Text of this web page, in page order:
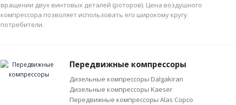
вращении двух винтовых деталей (роторов). Цена воздушного
компрессора позволяет использовать его широкому кругу
потребители.
Передвижные компрессоры
Дизельные компрессоры Dalgakiran
Дизельные компрессоры Kaeser
Передвижные компрессоры Alas Copco